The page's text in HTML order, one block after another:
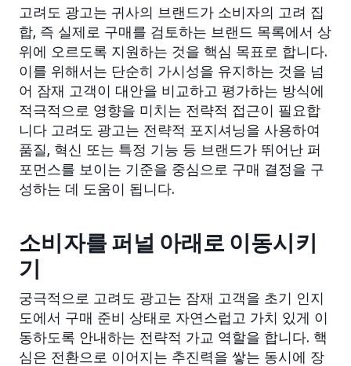
고려도 광고는 귀사의 브랜드가 소비자의 고려 집
합, 즉 실제로 구매를 검토하는 브랜드 목록에서 상
위에 오르도록 지원하는 것을 핵심 목표로 합니다.
이를 위해서는 단순히 가시성을 유지하는 것을 넘
어 잠재 고객이 대안을 비교하고 평가하는 방식에
적극적으로 영향을 미치는 전략적 접근이 필요합
니다 고려도 광고는 전략적 포지셔닝을 사용하여
품질, 혁신 또는 특정 기능 등 브랜드가 뛰어난 퍼
포먼스를 보이는 기준을 중심으로 구매 결정을 구
성하는 데 도움이 됩니다.
소비자를 퍼널 아래로 이동시키
기
궁극적으로 고려도 광고는 잠재 고객을 초기 인지
도에서 구매 준비 상태로 자연스럽고 가치 있게 이
동하도록 안내하는 전략적 가교 역할을 합니다. 핵
심은 전환으로 이어지는 추진력을 쌓는 동시에 장